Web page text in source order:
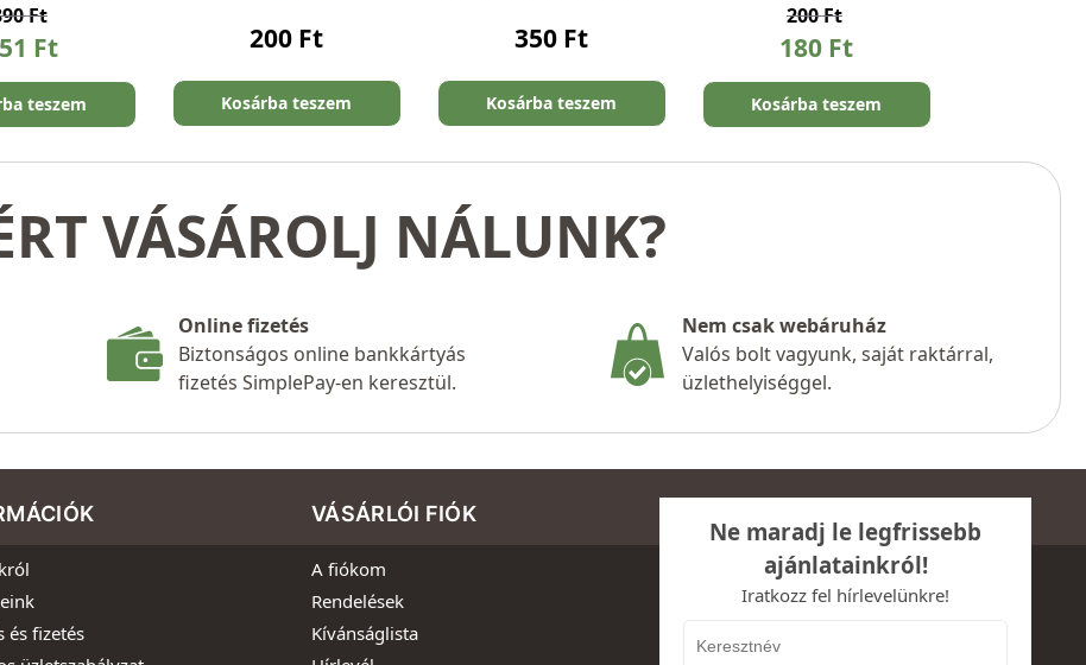
Ft
Ft
teszem
200 Ft
Kosárba teszem
350 Ft
Kosárba teszem
200Ft
180 Ft
Kosárba teszem
VÁSÁROLJ NÁLUNK?
Online fizetés
Biztonságos online bankkártyás
fizetés SimplePay-en keresztül.
Nem csak webáruház
Valós bolt vagyunk, saját raktárral,
üzlethelyiséggel.
és fizetés
VÁSÁRLÓI FIÓK
A fiókom
Rendelések
Kívánságlista
Ne maradj le legfrissebb
ajánlatainkról!
Iratkozz fel hírlevelünkre!